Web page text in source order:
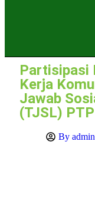
Partisipasi
Kerja
Jawab
(TJSL)
Byadmin